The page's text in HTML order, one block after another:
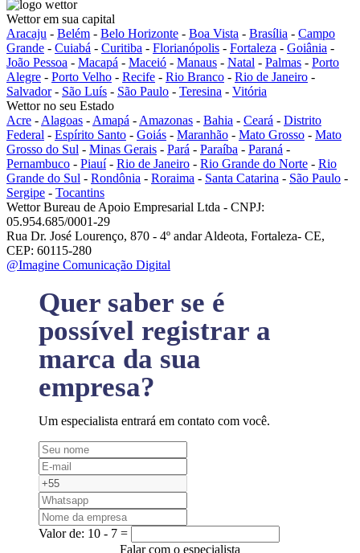
Wettor em sua capital
Aracaju - Belém - Belo Horizonte - Boa Vista - Brasília - Campo
Grande - Cuiabá - Curitiba - Florianópolis - Fortaleza - Goiânia -
João Pessoa - Macapá - Maceió - Manaus - Natal - Palmas - Porto
Alegre - Porto Velho - Recife - Rio Branco - Rio de Janeiro -
Salvador- São Luís - São Paulo - Teresina - Vitória
Wettor no seu Estado
Acre - Alagoas - Amapá - Amazonas - Bahia - Ceará - Distrito
Federal - Espírito Santo - Goiás - Maranhão - Mato Grosso - Mato
Grosso do Sul - Minas Gerais - Pará - Paraíba - Paraná -
Pernambuco - Piauí- Rio de Janeiro - Rio Grande do Norte - Rio
Grande do Sul - Rondônia - Roraima - Santa Catarina - São Paulo -
Sergipe - Tocantins
Wettor Bureau de Apoio Empresarial Ltda - CNPJ:
05.954.685/0001-29
Rua Dr. José Lourenço, 870 - 4º andar Aldeota, Fortaleza- CE,
CEP: 60115-280
@Imagine Comunicação Digital
Quer saber se é
possível registrar a
marca da sua
empresa?
Um especialista entrará em contato com você.
Valor de: 10 - 7 =
Falar com o especialista